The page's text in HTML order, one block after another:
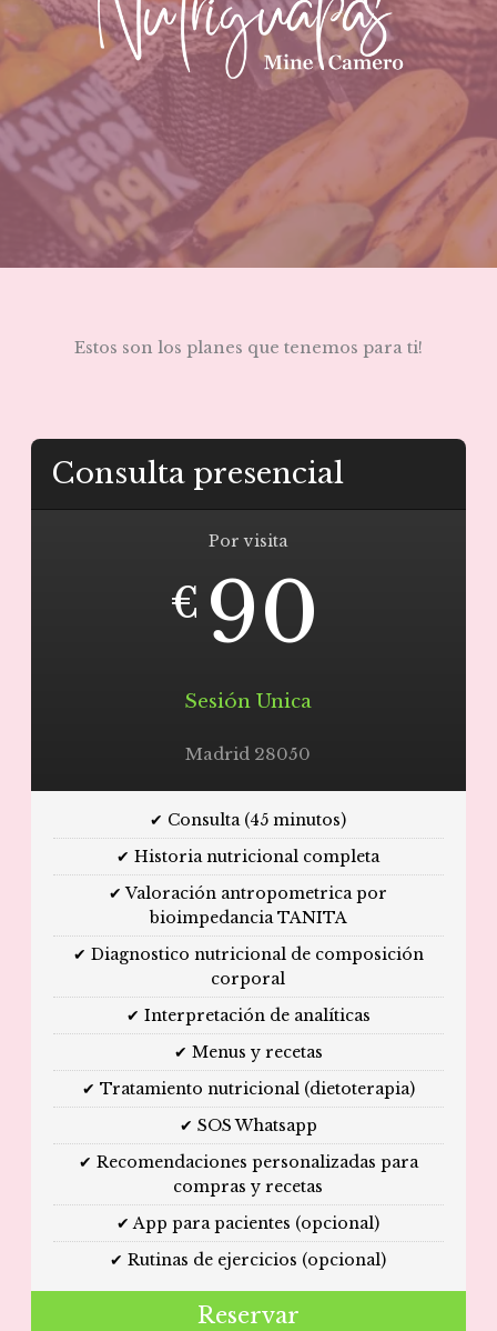
Estos son los planes que tenemos para ti!
Consulta presencial
Por visita
€ 90
Sesión Unica
Madrid 28050
✔ Consulta (45 minutos)
✔ Historia nutricional completa
✔ Valoración antropometrica por
bioimpedancia TANITA
✔ Diagnostico nutricional de composición
corporal
✔ Interpretación de analíticas
✔ Menus y recetas
✔ Tratamiento nutricional (dietoterapia)
✔ SOS Whatsapp
✔ Recomendaciones personalizadas para
compras y recetas
✔ App para pacientes (opcional)
✔ Rutinas de ejercicios (opcional)
Reservar